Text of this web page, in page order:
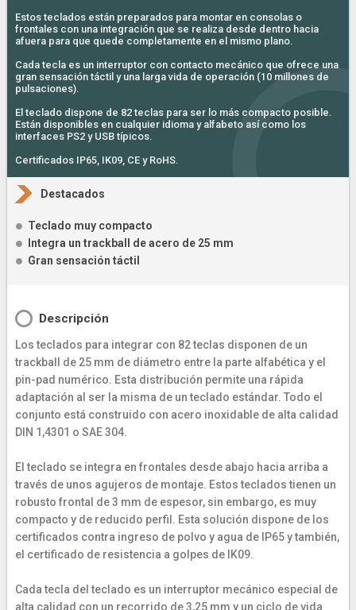
Estos teclados están preparados para montar en consolas o
frontales con una integración que se realiza desde dentro hacia
afuera para que quede completamente en el mismo plano.
Cada tecla es un interruptor con contacto mecánico que ofrece una
gran sensación táctil y una larga vida de operación (10 millones de
pulsaciones).
El teclado dispone de 82 teclas para ser lo más compacto posible.
Están disponibles en cualquier idioma y alfabeto así como los
interfaces PS2 y USB típicos.
Certificados IP65, IK09, CE y RoHS.
Destacados
Teclado muy compacto
Integra un trackball de acero de 25 mm
Gran sensación táctil
Descripción
Los teclados para integrar con 82 teclas disponen de un
trackball de 25 mm de diámetro entre la parte alfabética y el
pin-pad numérico. Esta distribución permite una rápida
adaptación al ser la misma de un teclado estándar. Todo el
conjunto está construido con acero inoxidable de alta calidad
DIN 1,4301 o SAE 304.
El teclado se integra en frontales desde abajo hacia arriba a
través de unos agujeros de montaje. Estos teclados tienen un
robusto frontal de 3 mm de espesor, sin embargo, es muy
compacto y de reducido perfil. Esta solución dispone de los
certificados contra ingreso de polvo y agua de IP65 y también,
el certificado de resistencia a golpes de IK09.
Cada tecla del teclado es un interruptor mecánico especial de
alta calidad con un recorrido de 3,25 mm y un ciclo de vida